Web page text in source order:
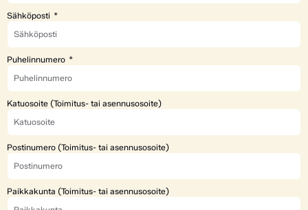
Sähköposti
Puhelinnumero
Katuosoite (Toimitus- tai asennusosoite)
Postinumero (Toimitus- tai asennusosoite)
Paikkakunta (Toimitus- tai asennusosoite)